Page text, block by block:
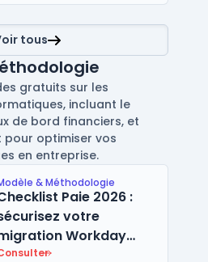
tous
gratuits sur les
incluant le
de bord financiers, et
pour optimiser vos
en entreprise.
& Méthodologie
Paie 2026 :
votre
Workday
une paie 100 %